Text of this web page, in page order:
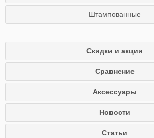
Штампованные
Скидки и акции
Сравнение
Аксессуары
Новости
Статьи